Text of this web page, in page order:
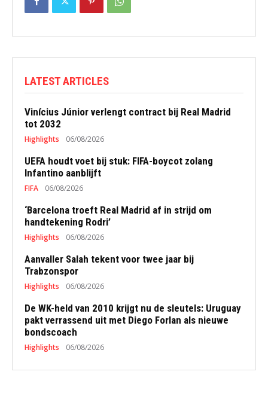
LATEST ARTICLES
Vinícius Júnior verlengt contract bij Real Madrid
tot 2032
Highlights 06/08/2026
UEFA houdt voet bij stuk: FIFA-boycot zolang
Infantino aanblijft
FIFA 06/08/2026
‘Barcelona troeft Real Madrid af in strijd om
handtekening Rodri’
Highlights 06/08/2026
Aanvaller Salah tekent voor twee jaar bij
Trabzonspor
Highlights 06/08/2026
De WK-held van 2010 krijgt nu de sleutels: Uruguay
pakt verrassend uit met Diego Forlan als nieuwe
bondscoach
Highlights 06/08/2026